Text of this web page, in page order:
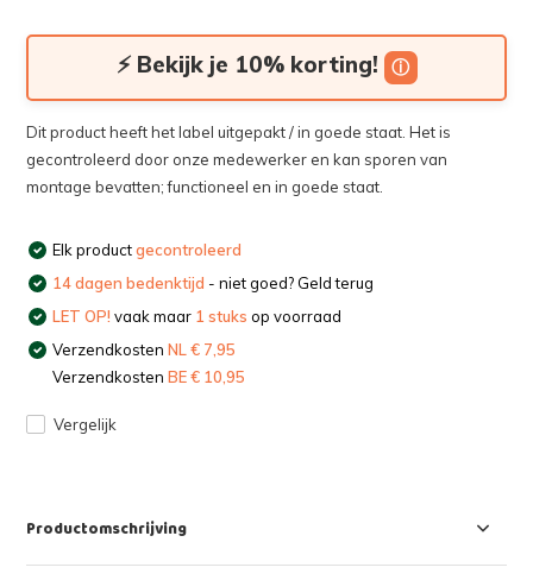
⚡ Bekijk je 10% korting! ⓘ
Dit product heeft het label uitgepakt / in goede staat. Het is
gecontroleerd door onze medewerker en kan sporen van
montage bevatten; functioneel en in goede staat.
Elk productgecontroleerd
14 dagen bedenktijd - niet goed? Geld terug
LET OP! vaak maar 1 stuks op voorraad
VerzendkostenNL € 7,95
VerzendkostenBE € 10,95
Vergelijk
Productomschrijving